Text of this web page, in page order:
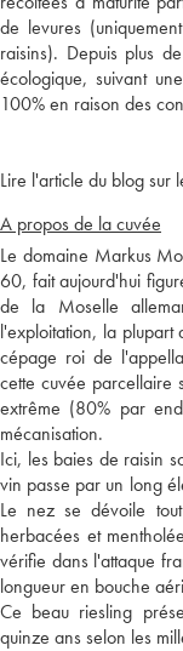
de levures
raisins). Depuis plus
écologique, suivant
100% en raison des
Lire l'article du blog
A propos de la cuvée
Le domaine Markus
60, fait aujourd'hui
de la Moselle
l'exploitation, la plupart
cépage roi de
cette cuvée parcellaire
extrême (80% par
mécanisation.
Ici, les baies de raisin
vin passe par un long
Le nez se dévoile
herbacées et
vérifie dans l'attaque
longueur en bouche
Ce beau riesling
quinze ans selon les